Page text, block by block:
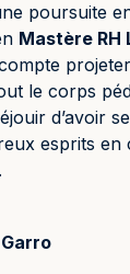
poursuite
Mastère RH
le corps
d’avoir
esprits en